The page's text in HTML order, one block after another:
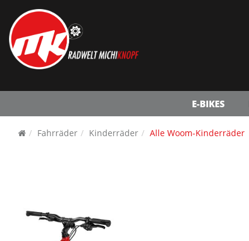
E-BIKES
Fahrräder Kinderräder Alle Woom-Kinderräder